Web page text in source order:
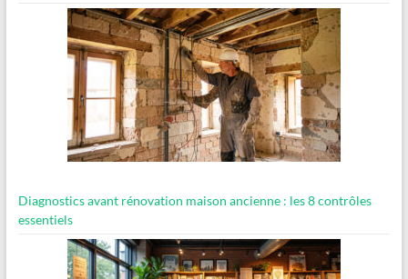
Diagnostics avant rénovation maison ancienne : les 8 contrôles
essentiels